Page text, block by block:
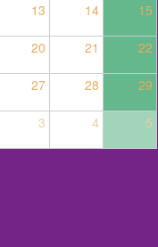
13 14 15
20 21 22
27 28 29
3 4 5